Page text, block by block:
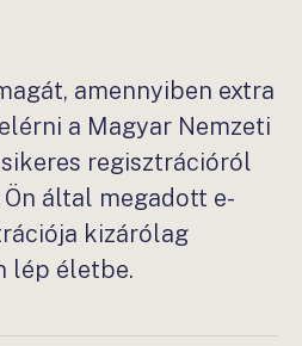
amennyiben extra
a Magyar Nemzeti
regisztrációról
által megadott e-
kizárólag
lép életbe.